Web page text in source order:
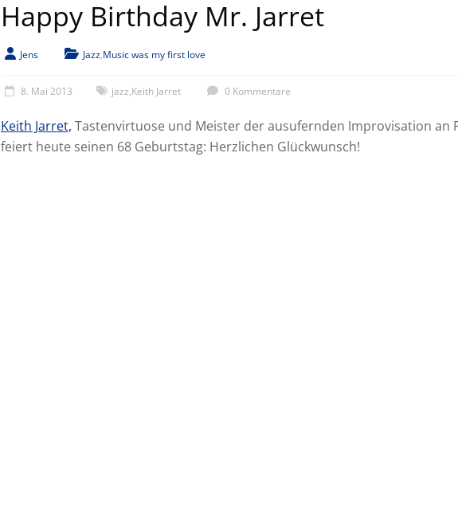
Happy Birthday Mr. Jarret
Jens Jazz,Music was my first love
8. Mai 2013 jazz,Keith Jarret 0 Kommentare
Keith Jarret, Tastenvirtuose und Meister der ausufernden Improvisation an
feiert heute seinen 68 Geburtstag: Herzlichen Glückwunsch!